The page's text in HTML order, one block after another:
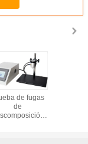
de fugas
de